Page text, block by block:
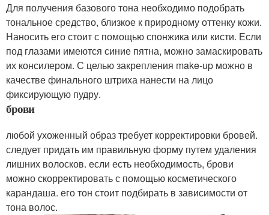
Для получения базового тона необходимо подобрать
тональное средство, близкое к природному оттенку кожи.
Наносить его стоит с помощью спонжика или кисти. Если
под глазами имеются синие пятна, можно замаскировать
их консилером. С целью закрепления make-up можно в
качестве финального штриха нанести на лицо
фиксирующую пудру.
брови
любой ухоженный образ требует корректировки бровей.
следует придать им правильную форму путем удаления
лишних волосков. если есть необходимость, брови
можно скорректировать с помощью косметического
карандаша. его тон стоит подбирать в зависимости от
тона волос.